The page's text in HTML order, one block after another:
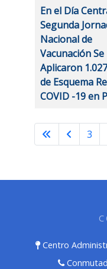
En el Día
Segunda
Nacional de
Vacunación Se
Aplicaron
de Esquema
COVID -19 en
3
Centro